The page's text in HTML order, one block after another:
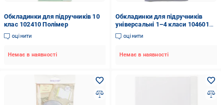
Обкладинки для підручників 10
клас 102410 Полімер
оцінити
Немає в наявності
Обкладинки для підручників
універсальні 1–4 класи 104601
Полімер
оцінити
Немає в наявності